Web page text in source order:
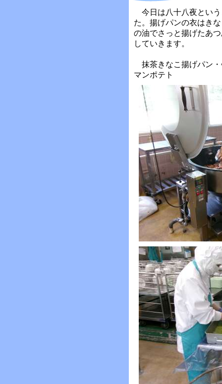
今日は八十八夜という
た。揚げパンの衣はき
の油でさっと揚げたあ
していきます。
抹茶きなこ揚げパン・
マンポテト